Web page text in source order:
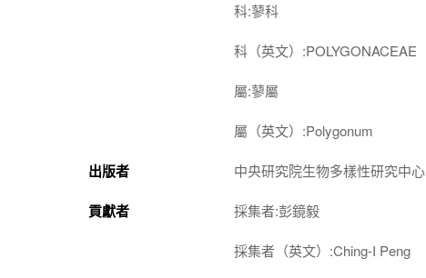
科:蓼科
科（英文）:POLYGONACEAE
屬:蓼屬
屬（英文）:Polygonum
出版者 中央研究院生物多樣性研究中心
貢獻者 採集者:彭鏡毅
採集者（英文）:Ching-I Peng